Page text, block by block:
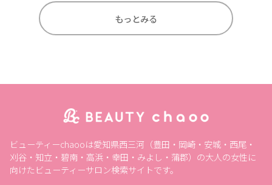
もっとみる
ビューティーchaooは愛知県西三河（豊田・岡崎・安城・西尾・
刈谷・知立・碧南・高浜・幸田・みよし・蒲郡）の大人の女性に
向けたビューティーサロン検索サイトです。